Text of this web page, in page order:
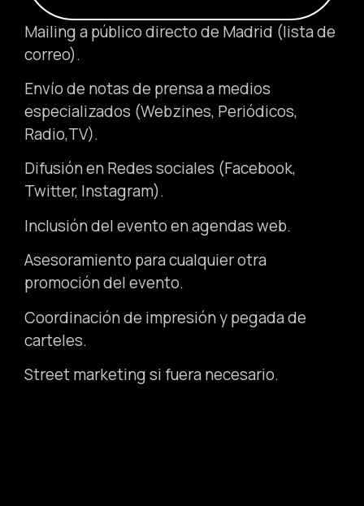
Mailing a público directo de Madrid (lista de
correo).
Envío de notas de prensa a medios
especializados (Webzines, Periódicos,
Radio,TV).
Difusión en Redes sociales (Facebook,
Twitter, Instagram).
Inclusión del evento en agendas web.
Asesoramiento para cualquier otra
promoción del evento.
Coordinación de impresión y pegada de
carteles.
Street marketing si fuera necesario.